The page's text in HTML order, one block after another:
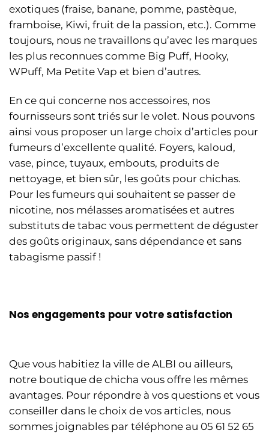
exotiques (fraise, banane, pomme, pastèque,
framboise, Kiwi, fruit de la passion, etc.). Comme
toujours, nous ne travaillons qu’avec les marques
les plus reconnues comme Big Puff, Hooky,
WPuff, Ma Petite Vap et bien d’autres.
En ce qui concerne nos accessoires, nos
fournisseurs sont triés sur le volet. Nous pouvons
ainsi vous proposer un large choix d’articles pour
fumeurs d’excellente qualité. Foyers, kaloud,
vase, pince, tuyaux, embouts, produits de
nettoyage, et bien sûr, les goûts pour chichas.
Pour les fumeurs qui souhaitent se passer de
nicotine, nos mélasses aromatisées et autres
substituts de tabac vous permettent de déguster
des goûts originaux, sans dépendance et sans
tabagisme passif !
Nos engagements pour votre satisfaction
Que vous habitiez la ville de ALBI ou ailleurs,
notre boutique de chicha vous offre les mêmes
avantages. Pour répondre à vos questions et vous
conseiller dans le choix de vos articles, nous
sommes joignables par téléphone au 05 61 52 65